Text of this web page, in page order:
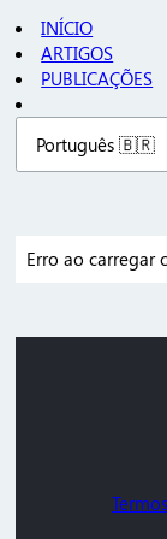
INÍCIO
ARTIGOS
PUBLICAÇÕES
Erro ao carregar